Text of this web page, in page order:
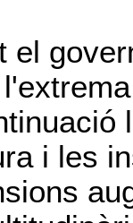
el
i les